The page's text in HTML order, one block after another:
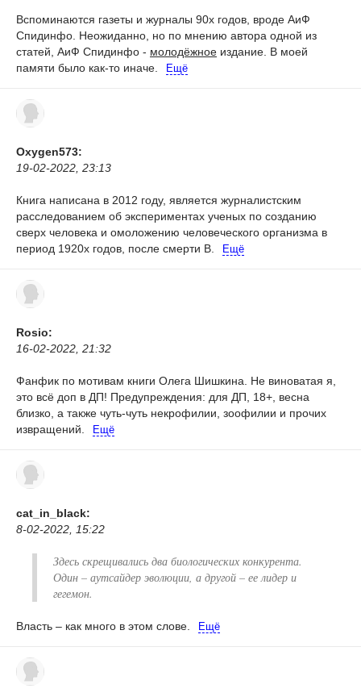
Вспоминаются газеты и журналы 90х годов, вроде АиФ
Спидинфо. Неожиданно, но по мнению автора одной из
статей, АиФ Спидинфо - молодёжное издание. В моей
памяти было как-то иначе.
Ещё
Oxygen573:
19-02-2022, 23:13
Книга написана в 2012 году, является журналистским
расследованием об экспериментах ученых по созданию
сверх человека и омоложению человеческого организма в
период 1920х годов, после смерти В.
Ещё
Rosio:
16-02-2022, 21:32
Фанфик по мотивам книги Олега Шишкина. Не виноватая я,
это всё доп в ДП! Предупреждения: для ДП, 18+, весна
близко, а также чуть-чуть некрофилии, зоофилии и прочих
извращений.
Ещё
cat_in_black:
8-02-2022, 15:22
Здесь скрещивались два биологических конкурента.
Один – аутсайдер эволюции, а другой – ее лидер и
гегемон.
Власть – как много в этом слове. Ещё